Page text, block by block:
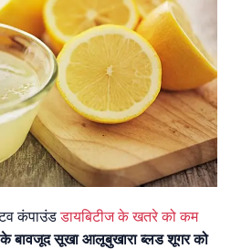
कंपाउंडडायबिटीज के खतरे को कम
के बावजूद सूखा आलूबुखारा ब्लड शूगर को